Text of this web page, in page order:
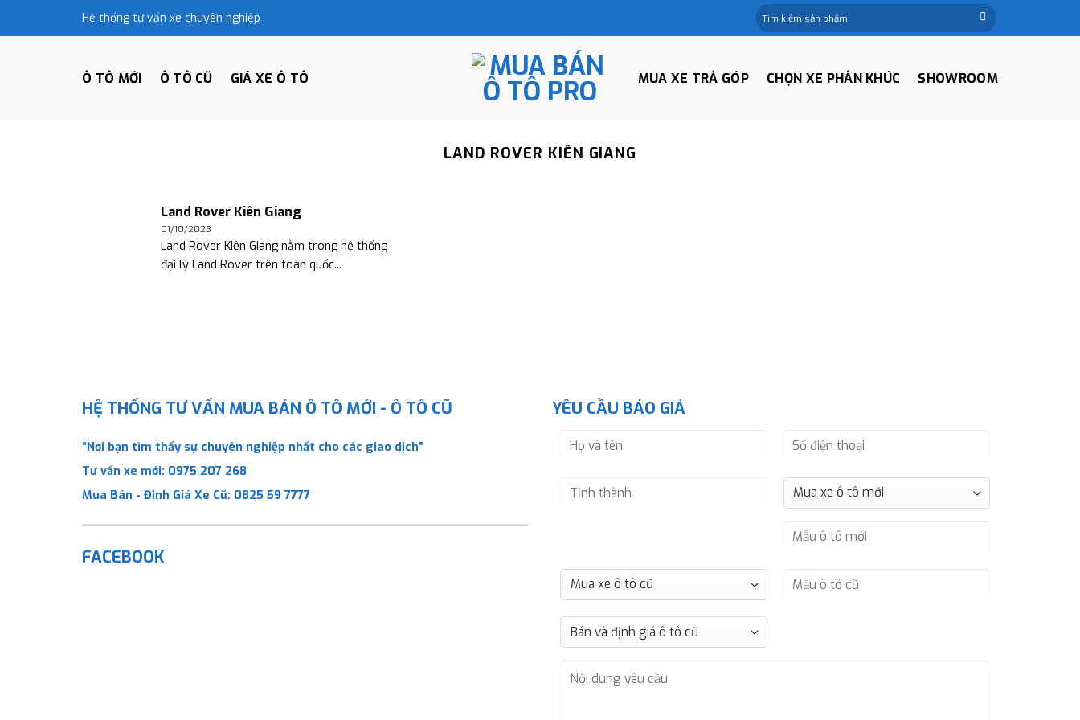
Hệ thống tư vấn xe chuyên nghiệp
Tìm
kiếm:
Ô TÔ MỚI Ô TÔ CŨ GIÁ XE Ô TÔ MUA XE TRẢ GÓP CHỌN XE PHÂN KHÚC SHOWROOM
LAND ROVER KIÊN GIANG
Land Rover Kiên Giang
01/10/2023
Land Rover Kiên Giang nằm trong hệ thống
đại lý Land Rover trên toàn quốc...
HỆ THỐNG TƯ VẤN MUA BÁN Ô TÔ MỚI - Ô TÔ CŨ
“Nơi bạn tìm thấy sự chuyên nghiệp nhất cho các giao dịch”
Tư vấn xe mới: 0975 207 268
Mua Bán - Định Giá Xe Cũ: 0825 59 7777
FACEBOOK
YÊU CẦU BÁO GIÁ